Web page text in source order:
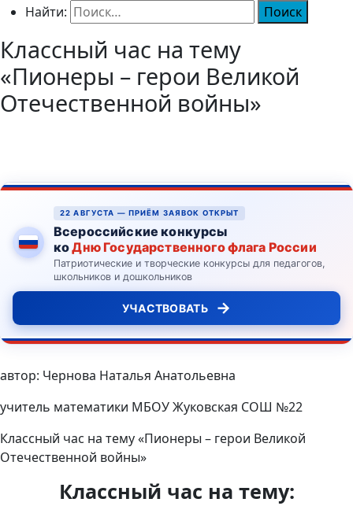
Найти:
Классный час на тему
«Пионеры – герои Великой
Отечественной войны»
22 АВГУСТА — ПРИЁМ ЗАЯВОК ОТКРЫТ
Всероссийские конкурсы
коДню Государственного флага России
Патриотические и творческие конкурсы для педагогов,
школьников и дошкольников
УЧАСТВОВАТЬ →
автор: Чернова Наталья Анатольевна
учитель математики МБОУ Жуковская СОШ №22
Классный час на тему «Пионеры – герои Великой
Отечественной войны»
Классный час на тему: